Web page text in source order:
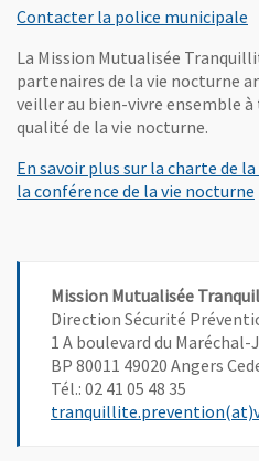
Contacter la police municipale
La Mission Mutualisée
partenaires de la vie nocturne
veiller au bien-vivre ensemble
qualité de la vie nocturne.
En savoir plus sur la charte de
la conférence de la vie nocturne
Mission Mutualisée
Direction Sécurité
1 A boulevard du Maréchal-
BP 80011 49020 Angers
Tél.: 02 41 05 48 35